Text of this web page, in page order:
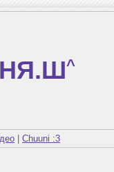
НЯ.Ш^
Chuuni :3